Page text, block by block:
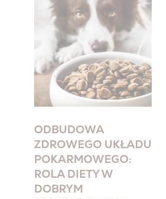
ODBUDOWA
ZDROWEGO UKŁADU
POKARMOWEGO:
ROLA DIETY W
DOBRYM